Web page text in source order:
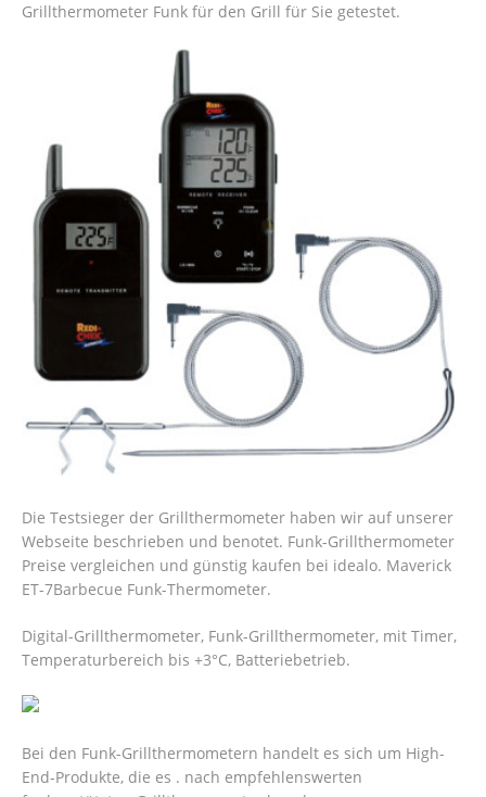
Grillthermometer Funk für den Grill für Sie getestet.
Die Testsieger der Grillthermometer haben wir auf unserer
Webseite beschrieben und benotet. Funk-Grillthermometer
Preise vergleichen und günstig kaufen bei idealo. Maverick
ET-7Barbecue Funk-Thermometer.
Digital-Grillthermometer, Funk-Grillthermometer, mit Timer,
Temperaturbereich bis +3°C, Batteriebetrieb.
Bei den Funk-Grillthermometern handelt es sich um High-
End-Produkte, die es . nach empfehlenswerten